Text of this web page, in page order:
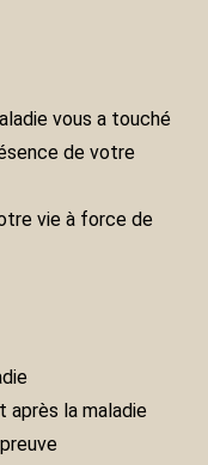
vous a touché
de votre
vie à force de
après la maladie